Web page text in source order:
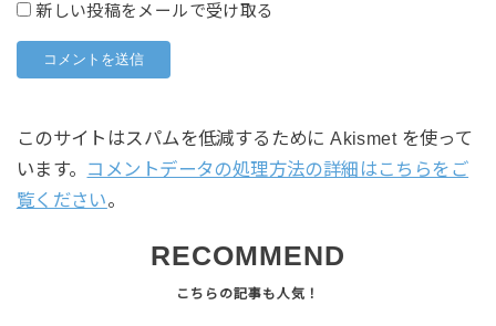
新しい投稿をメールで受け取る
このサイトはスパムを低減するために Akismet を使って
います。 コメントデータの処理方法の詳細はこちらをご
覧ください。
RECOMMEND